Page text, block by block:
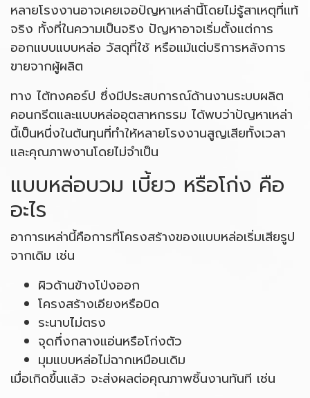
หลายโรงงานอาจเคยเจอปัญหาเหล่านี้โดยไม่รู้สาเหตุที่แท้
จริง ทั้งที่ในความเป็นจริง ปัญหาอาจเริ่มตั้งแต่การ
ออกแบบแบบหล่อ วัสดุที่ใช้ หรือแม้แต่บริการหลังการ
ขายจากผู้ผลิต
ทาง ไต้ทงคอร์ป ซึ่งมีประสบการณ์ด้านงานระบบผลิต
คอนกรีตและแบบหล่ออุตสาหกรรม ได้พบว่าปัญหาเหล่า
นี้เป็นหนึ่งในต้นทุนที่ทำให้หลายโรงงานสูญเสียทั้งเวลา
และคุณภาพงานโดยไม่จำเป็น
แบบหล่อบวม เบี้ยว หรือโก่ง คือ
อะไร
อาการเหล่านี้คือการที่โครงสร้างของแบบหล่อเริ่มเสียรูป
จากเดิม เช่น
ผิวด้านข้างโป่งออก
โครงสร้างเอียงหรือบิด
ระนาบไม่ตรง
จุดกึ่งกลางแอ่นหรือโก่งตัว
มุมแบบหล่อไม่ฉากเหมือนเดิม
เมื่อเกิดขึ้นแล้ว จะส่งผลต่อคุณภาพชิ้นงานทันที เช่น